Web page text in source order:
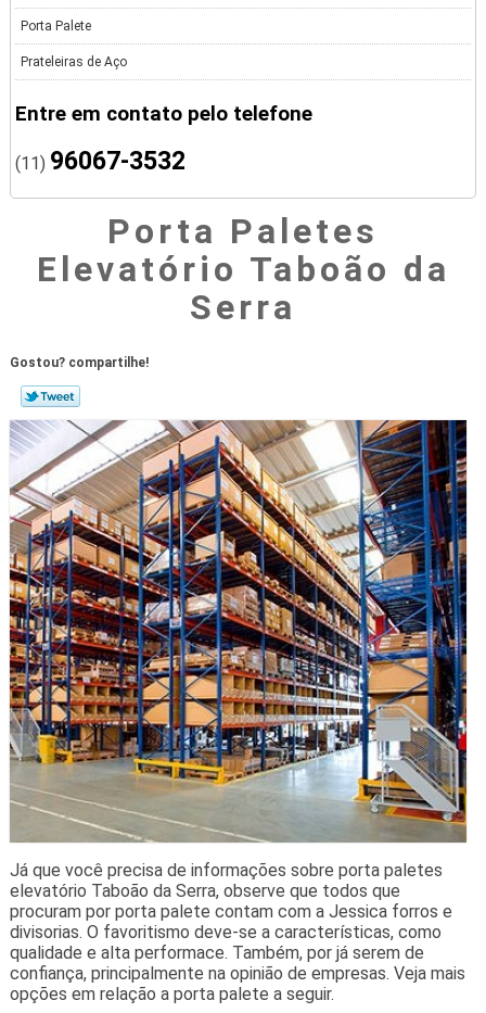
Porta Palete
Prateleiras de Aço
Entre em contato pelo telefone
(11) 96067-3532
Porta Paletes
Elevatório Taboão da
Serra
Gostou? compartilhe!
Já que você precisa de informações sobre porta paletes
elevatório Taboão da Serra, observe que todos que
procuram por porta palete contam com a Jessica forros e
divisorias. O favoritismo deve-se a características, como
qualidade e alta performace. Também, por já serem de
confiança, principalmente na opinião de empresas. Veja mais
opções em relação a porta palete a seguir.